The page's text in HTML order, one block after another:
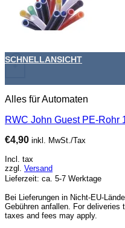
+
SCHNELLANSICHT
Alles für Automaten
RWC John Guest PE-Rohr
€4,90 inkl. MwSt./Tax
Incl. tax
zzgl. Versand
Lieferzeit: ca. 5-7 Werktage
Bei Lieferungen in Nicht-EU-
Gebühren anfallen. For deliveries
taxes and fees may apply.